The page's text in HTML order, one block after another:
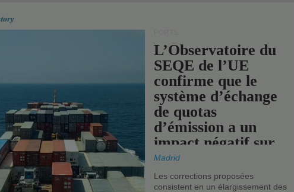
L’Observatoire du
SEQE de l’UE
confirme que le
système d’échange
de quotas
d’émission a un
impact négatif sur
les ports de l’UE.
Madrid
Les corrections proposées
consistent en un élargissement des